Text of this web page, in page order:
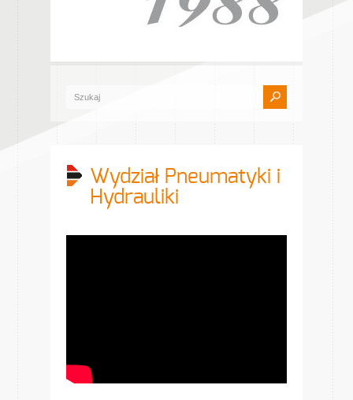
Wydział Pneumatyki i
Hydrauliki